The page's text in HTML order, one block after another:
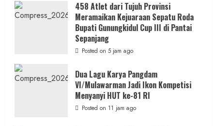
458 Atlet dari Tujuh Provinsi
Meramaikan Kejuaraan Sepatu Roda
Bupati Gunungkidul Cup III di Pantai
Sepanjang
Posted on 5 jam ago
Dua Lagu Karya Pangdam
VI/Mulawarman Jadi Ikon Kompetisi
Menyanyi HUT ke-81 RI
Posted on 11 jam ago